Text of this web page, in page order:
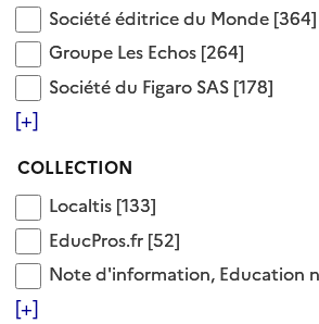
Société éditrice du Monde
Société éditrice du Monde [364]
Groupe Les Echos
Groupe Les Echos [264]
Société du Figaro SAS
Société du Figaro SAS [178]
[+]
Collection
COLLECTION
Localtis
Localtis [133]
EducPros.fr
EducPros.fr [52]
Note d'information, Education
Note d'information, Education
[+]
établissement
d'enseignement à
l'étranger
établissement
établissement
d'enseignement
établissement
établissement
étranger en France
relation entre les
établissements
2876 Documents disponibles dans